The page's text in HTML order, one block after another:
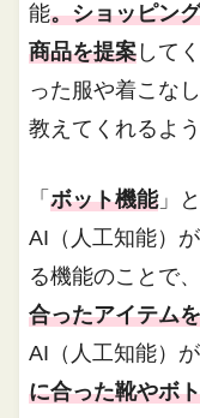
能。ショッピン
商品を提案 して
った服や着こな
教えてくれるよ
「ボット機能」
AI（人工知能）
る機能のことで
合ったアイテム
AI（人工知能）
に合った靴やボ